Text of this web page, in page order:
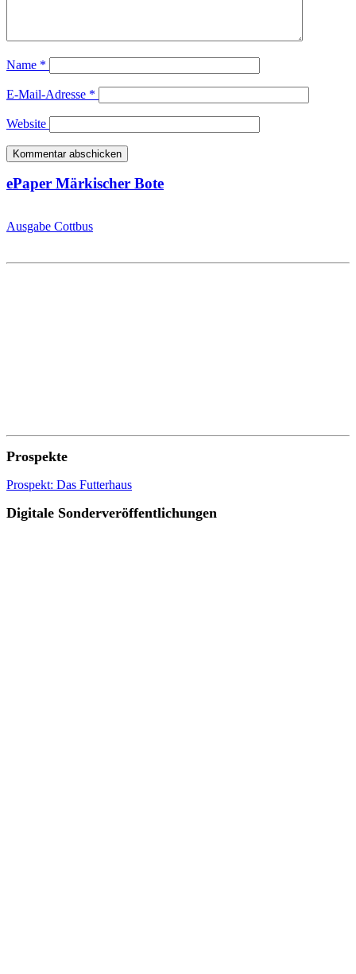
Name *
E-Mail-Adresse *
Website
ePaper Märkischer Bote
Ausgabe Cottbus
Prospekte
Prospekt: Das Futterhaus
Digitale Sonderveröffentlichungen